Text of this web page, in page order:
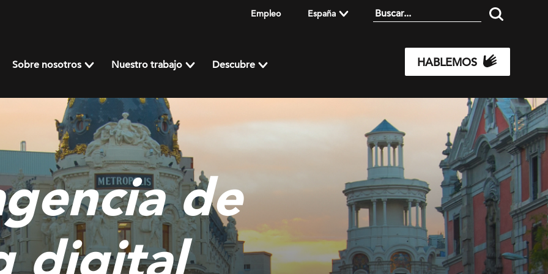
Empleo España
Sobre nosotros Nuestro trabajo Descubre HABLEMOS
de
digital